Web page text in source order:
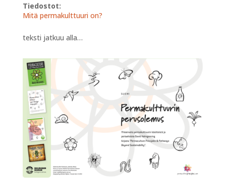
Tiedostot:
Mitä permakulttuuri on?
teksti jatkuu alla…